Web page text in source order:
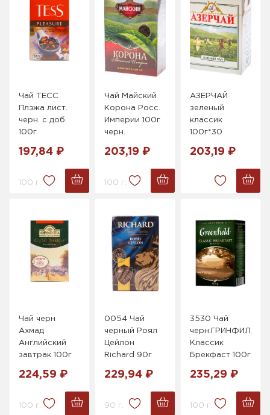
Чай ТЕСС
Плэжа лист.
черн. с доб.
100г
197,84 ₽
100 г.
Чай Майский
Корона Росс.
Империи 100г
черн.
203,19 ₽
100 г.
АЗЕРЧАЙ
зеленый
классик
100г*30
203,19 ₽
Чай черн
Ахмад
Английский
завтрак 100г
224,59 ₽
100 г.
0054 Чай
черный Роял
Цейлон
Richard 90г
229,94 ₽
90 г.
3530 Чай
черн.ГРИНФИЛД
Классик
Брекфаст 100г
235,29 ₽
100 г.